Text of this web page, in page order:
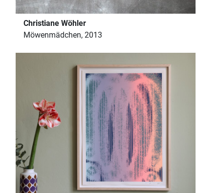
Christiane Wöhler
Möwenmädchen, 2013